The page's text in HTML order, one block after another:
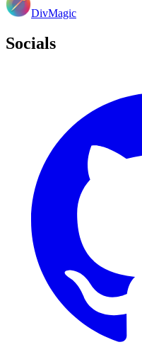
DivMagic
Socials